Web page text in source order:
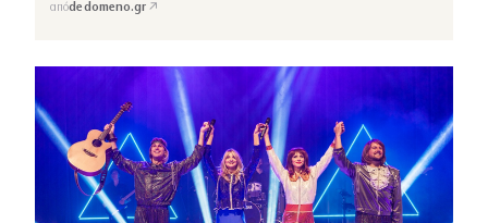
απόdedomeno.gr ↗